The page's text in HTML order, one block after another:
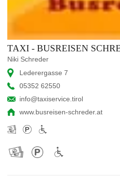
TAXI - BUSREISEN
Niki Schreder
Lederergasse 7
05352 62550
info@taxiservice.tirol
www.busreisen-schreder.at